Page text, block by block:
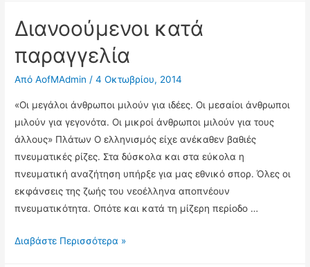
Βαξεβάνη
Die
Zeit
Διανοούμενοι κατά
παραγγελία
Από AofMAdmin /4 Οκτωβρίου, 2014
«Οι μεγάλοι άνθρωποι μιλούν για ιδέες. Οι μεσαίοι άνθρωποι
μιλούν για γεγονότα. Οι μικροί άνθρωποι μιλούν για τους
άλλους» Πλάτων Ο ελληνισμός είχε ανέκαθεν βαθιές
πνευματικές ρίζες. Στα δύσκολα και στα εύκολα η
πνευματική αναζήτηση υπήρξε για μας εθνικό σπορ. Όλες οι
εκφάνσεις της ζωής του νεοέλληνα αποπνέουν
πνευματικότητα. Οπότε και κατά τη μίζερη περίοδο …
Διανοούμενοι
Διαβάστε Περισσότερα »